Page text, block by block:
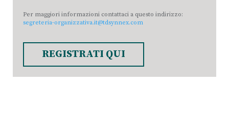
Per maggiori informazioni contattaci a questo indirizzo:
segreteria-organizzativa.it@tdsynnex.com
REGISTRATI QUI